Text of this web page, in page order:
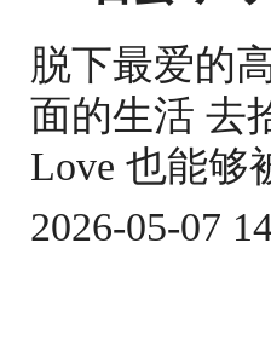
脱下最爱的
面的生活 去
Love 也能够
2026-05-07